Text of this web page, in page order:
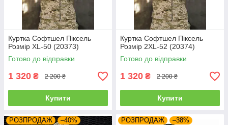
Куртка Софтшел Піксель
Розмір XL-50 (20373)
Готово до відправки
1 320 ₴ 2 200 ₴
Купити
Куртка Софтшел Піксель
Розмір 2XL-52 (20374)
Готово до відправки
1 320 ₴ 2 200 ₴
Купити
РОЗПРОДАЖ –40% РОЗПРОДАЖ –38%